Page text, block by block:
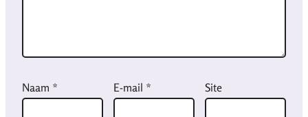
Naam * E-mail * Site